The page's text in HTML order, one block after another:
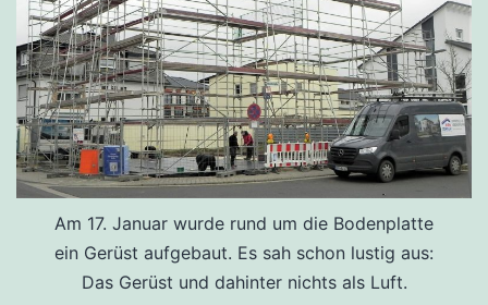
Am 17. Januar wurde rund um die Bodenplatte
ein Gerüst aufgebaut. Es sah schon lustig aus:
Das Gerüst und dahinter nichts als Luft.